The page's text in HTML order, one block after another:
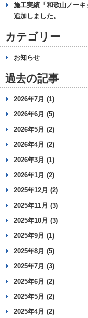
施工実績「和歌山ノー
追加しました。
カテゴリー
お知らせ
過去の記事
2026年7月 (1)
2026年6月 (5)
2026年5月 (2)
2026年4月 (2)
2026年3月 (1)
2026年1月 (2)
2025年12月 (2)
2025年11月 (3)
2025年10月 (3)
2025年9月 (1)
2025年8月 (5)
2025年7月 (3)
2025年6月 (2)
2025年5月 (2)
2025年4月 (2)